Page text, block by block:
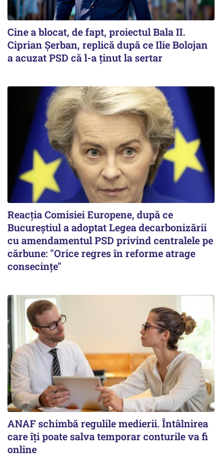
Cine a blocat, de fapt, proiectul Bala II.
Ciprian Șerban, replică după ce Ilie Bolojan
a acuzat PSD că l-a ținut la sertar
Reacția Comisiei Europene, după ce
Bucureștiul a adoptat Legea decarbonizării
cu amendamentul PSD privind centralele pe
cărbune: "Orice regres în reforme atrage
consecințe"
ANAF schimbă regulile medierii. Întâlnirea
care îți poate salva temporar conturile va fi
online